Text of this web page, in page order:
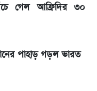
কড়া বার্তা
গেল আফ্রিদির ৩০
পাহাড় গড়ল ভারত